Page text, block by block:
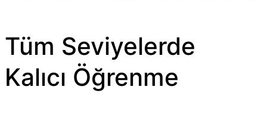
Tüm Seviyelerde
Kalıcı Öğrenme